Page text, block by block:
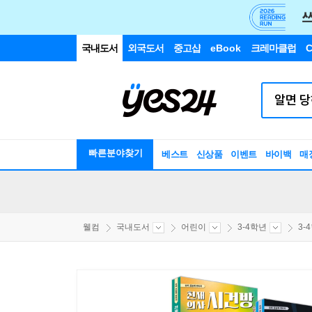
국내도서 외국도서 중고샵 eBook 크레마클럽
빠른분야찾기 베스트 신상품 이벤트 바이백 매
웰컴 국내도서 어린이 3-4학년 3-4